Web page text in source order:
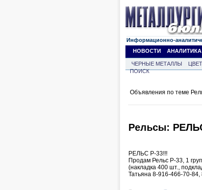
Информационно-
НОВОСТИ
АНАЛИТИКА
ЧЕРНЫЕ МЕТАЛЛЫ
ПОИСК
Объявления по теме
Рельсы:
РЕЛЬС Р-33!!!
Продам Рельс Р-33, 1
(накладка 400 шт.,
Татьяна 8-916-466-70-